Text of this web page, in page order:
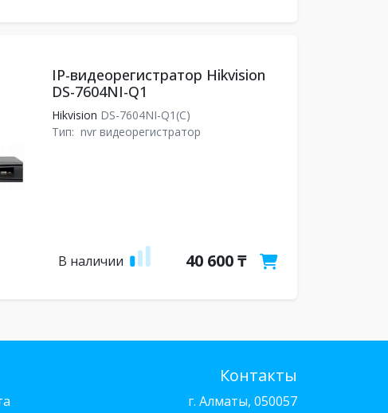
IP-видеорегистратор Hikvision
DS-7604NI-Q1
Hikvision DS-7604NI-Q1(C)
Тип: nvr видеорегистратор
В наличии 40 600 ₸
Контакты
г. Алматы, 050057